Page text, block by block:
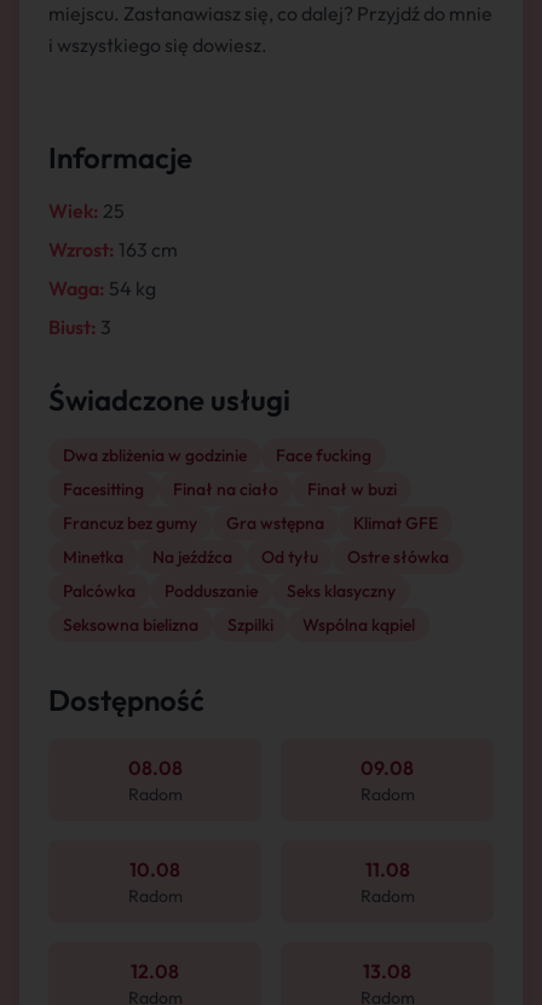
miejscu. Zastanawiasz się, co dalej? Przyjdź do mnie
i wszystkiego się dowiesz.
Informacje
Wiek: 25
Wzrost: 163 cm
Waga: 54 kg
Biust: 3
Świadczone usługi
Dwa zbliżenia w godzinie
Face fucking
Facesitting
Finał na ciało
Finał w buzi
Francuz bez gumy
Gra wstępna
Klimat GFE
Minetka
Na jeźdźca Od tyłu
Ostre słówka
Palcówka
Podduszanie
Seks klasyczny
Seksowna bielizna
Szpilki Wspólna kąpiel
Dostępność
08.08
Radom
09.08
Radom
10.08
Radom
11.08
Radom
12.08
Radom
13.08
Radom